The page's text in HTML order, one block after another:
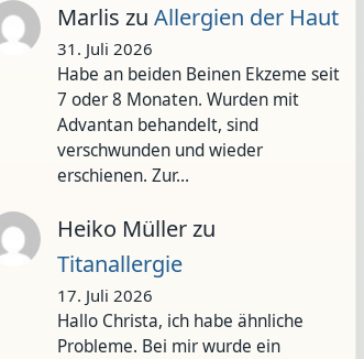
Marlis zu Allergien der Haut
31. Juli 2026
Habe an beiden Beinen Ekzeme seit
7 oder 8 Monaten. Wurden mit
Advantan behandelt, sind
verschwunden und wieder
erschienen. Zur…
Heiko Müllerzu
Titanallergie
17. Juli 2026
Hallo Christa, ich habe ähnliche
Probleme. Bei mir wurde ein